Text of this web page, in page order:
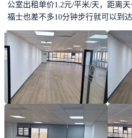
公室出租单价1.2元/平米/天，距离
福士也差不多10分钟步行就可以到达